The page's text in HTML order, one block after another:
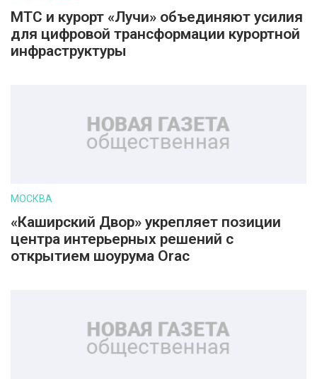
МТС и курорт «Лучи» объединяют усилия
для цифровой трансформации курортной
инфраструктуры
МОСКВА
«Каширский Двор» укрепляет позиции
центра интерьерных решений с
открытием шоурума Orac